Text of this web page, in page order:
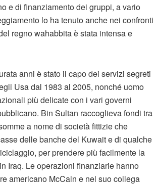
e di finanziamento dei gruppi, a vario
lo ha tenuto anche nei confronti
regno wahabbita è stata intensa e
anni è stato il capo dei servizi segreti
Usa dal 1983 al 2005, nonché uomo
più delicate con i vari governi
Bin Sultan raccoglieva fondi tra
a nome di società fittizie che
delle banche del Kuwait e di qualche
per prendere più facilmente la
Iraq. Le operazioni finanziarie hanno
americano McCain e nel suo collega